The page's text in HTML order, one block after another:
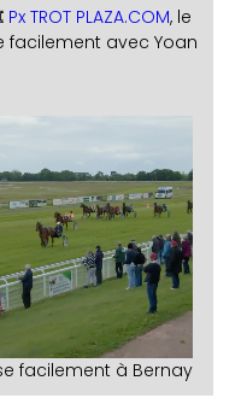
Px TROT PLAZA.COM, le
facilement avec Yoan
facilement à Bernay